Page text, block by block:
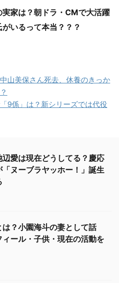
実家は？朝ドラ・CMで大活躍
いるって本当？？？
山美保さん死去、休養のきっか
9係」は？新シリーズでは代役
辺愛は現在どうしてる？慶応
ヌーブラヤッホー！」誕生
は？小園海斗の妻として話
ィール・子供・現在の活動を